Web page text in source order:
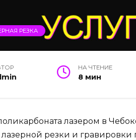
РЕЗКА
НА ЧТЕНИЕ
8 мин
лазером в
лазерной резки и гравировки